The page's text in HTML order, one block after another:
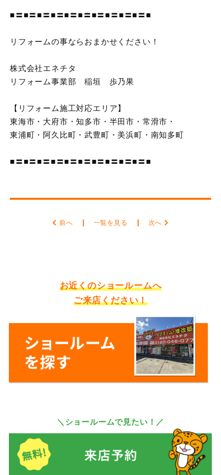
■〓■〓■〓■〓■〓■〓■〓■〓■〓■〓■
リフォームの事ならおまかせください！
株式会社エネチタ
リフォーム事業部 稲垣 歩乃果
【リフォーム施工対応エリア】
東海市・大府市・知多市・半田市・常滑市・
東浦町・阿久比町・武豊町・美浜町・南知多町
■〓■〓■〓■〓■〓■〓■〓■〓■〓■〓■
前へ 一覧を見る 次へ
お近くのショールームへ
ご来店ください！
＼ショールームで見たい！／